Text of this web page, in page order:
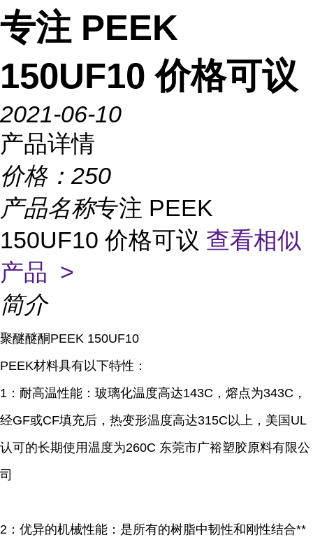
专注 PEEK
150UF10 价格可议
2021-06-10
产品详情
价格： 250
产品名称专注 PEEK
150UF10 价格可议 查看相似
产品 >
简介
聚醚醚酮PEEK 150UF10
PEEK材料具有以下特性：
1：耐高温性能：玻璃化温度高达143C，熔点为343C，
经GF或CF填充后，热变形温度高达315C以上，美国UL
认可的长期使用温度为260C 东莞市广裕塑胶原料有限公
司
2：优异的机械性能：是所有的树脂中韧性和刚性结合**